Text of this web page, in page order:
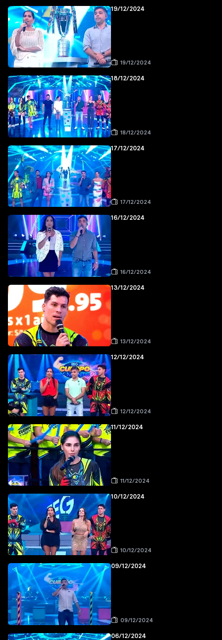
19/12/2024
19/12/2024
18/12/2024
18/12/2024
17/12/2024
17/12/2024
16/12/2024
16/12/2024
13/12/2024
13/12/2024
12/12/2024
12/12/2024
11/12/2024
11/12/2024
10/12/2024
10/12/2024
09/12/2024
09/12/2024
06/12/2024